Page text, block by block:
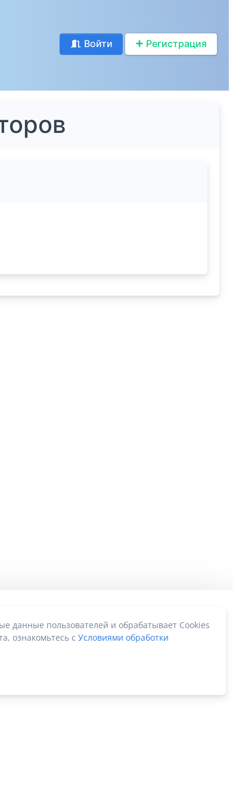
Войти Регистрация
данные пользователей и обрабатывает Cookies
ознакомьтесь с Условиями обработки